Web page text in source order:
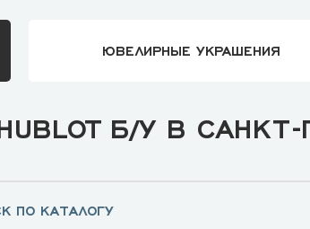
ЮВЕЛИРНЫЕ УКРАШЕНИЯ
Б/У В САНКТ-